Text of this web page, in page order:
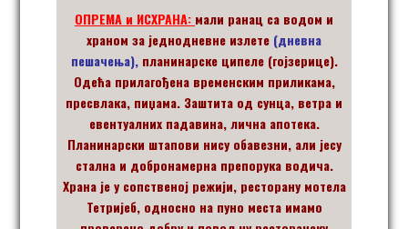
ОПРЕМА и ИСХРАНА: мали ранац са водом и
храном за једнодневне излете (дневна
пешачења),планинарске ципеле (гојзерице).
Одећа прилагођена временским приликама,
пресвлака, пиџама. Заштита од сунца, ветра и
евентуалних падавина, лична апотека.
Планинарски штапови нису обавезни, али јесу
стална и добронамерна препорука водича.
Храна је у сопственој режији, ресторану мотела
Тетријеб, односно на пуно места имамо